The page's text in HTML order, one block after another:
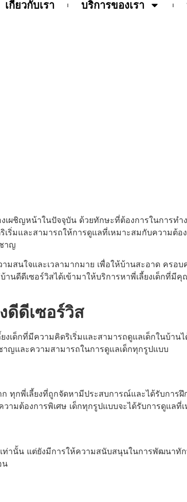
เกี่ยวกับเรา บริการของเรา
ผชิญหน้าในปัจจุบัน ด้วยทักษะที่ต้องการในการท
เริ่มและสามารถให้การดูแลที่เหมาะสมกับความต้
าญ
สนใจและเวลามากมาย เพื่อให้บ้านสะอาด ครอบ
นดีดีเซอร์วิสได้เข้ามาให้บริการหาพี่เลี้ยงเด็กที่
ดีดีเซอร์วิส
เด็กที่มีความคิดริเริ่มและสามารถดูแลเด็กในบ้า
าญและความสามารถในการดูแลเด็กทุกรูปแบบ
กพี่เลี้ยงที่ถูกจัดหามีประสบการณ์และได้รับการฝึ
ามต้องการพิเศษ เด็กทุกรูปแบบจะได้รับการดูแล
เท่านั้น แต่ยังมีการให้ความสนับสนุนในการพัฒนา
น